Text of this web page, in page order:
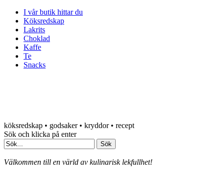
I vår butik hittar du
Köksredskap
Lakrits
Choklad
Kaffe
Te
Snacks
köksredskap • godsaker • kryddor • recept
Sök och klicka på enter
Välkommen till en värld av kulinarisk lekfullhet!